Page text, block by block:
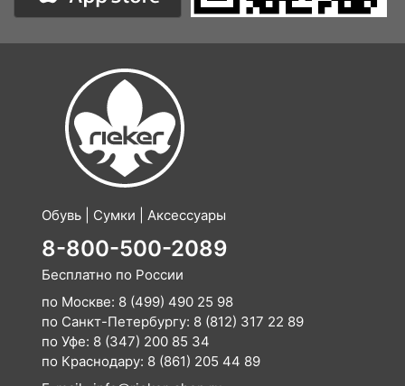
Обувь | Сумки | Аксессуары
8-800-500-2089
Бесплатно по России
по Москве: 8 (499) 490 25 98
по Санкт-Петербургу: 8 (812) 317 22 89
по Уфе: 8 (347) 200 85 34
по Краснодару: 8 (861) 205 44 89